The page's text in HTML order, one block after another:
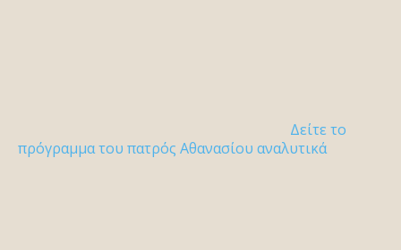
Δείτε το
πρόγραμμα του πατρός Αθανασίου αναλυτικά